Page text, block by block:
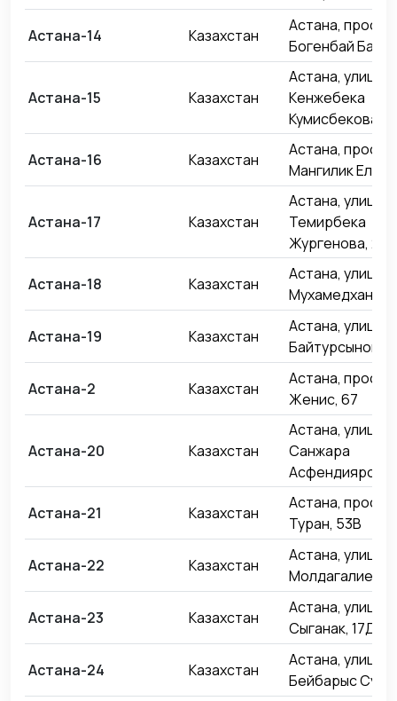
Астана-14 Казахстан
Астана,
Богенбай
Астана-15 Казахстан
Астана, улица
Кенжебека
Кумисбекова,
Астана-16 Казахстан
Астана,
Мангилик Ел, 58
Астана-17 Казахстан
Астана, улица
Темирбека
Жургенова, 26
Астана-18 Казахстан
Астана, улица
Астана-19 Казахстан
Астана, улица
Байтурсынова,
Астана-2 Казахстан
Астана,
Женис, 67
Астана-20 Казахстан
Астана, улица
Санжара
Астана-21 Казахстан
Астана,
Туран, 53В
Астана-22 Казахстан
Астана, улица
Молдагалиева,
Астана-23 Казахстан
Астана, улица
Сыганак, 17Д
Астана-24 Казахстан
Астана, улица
Бейбарыс